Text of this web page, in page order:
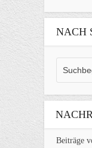
NACH
Beiträge